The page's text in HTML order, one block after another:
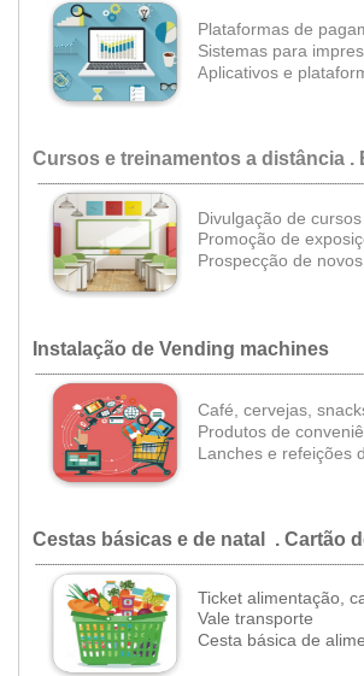
Plataformas de
Sistemas para
Aplicativos e
Cursos e treinamentos a distância .
Divulgação de cursos
Promoção de
Prospecção de
Instalação de Vending machines
Café, cervejas,
Produtos de
Lanches e refeições
Cestas básicas e de natal . Cartão
Ticket alimentação,
Vale transporte
Cesta básica de